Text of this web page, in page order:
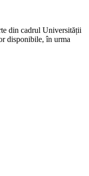
din cadrul Universității
disponibile, în urma